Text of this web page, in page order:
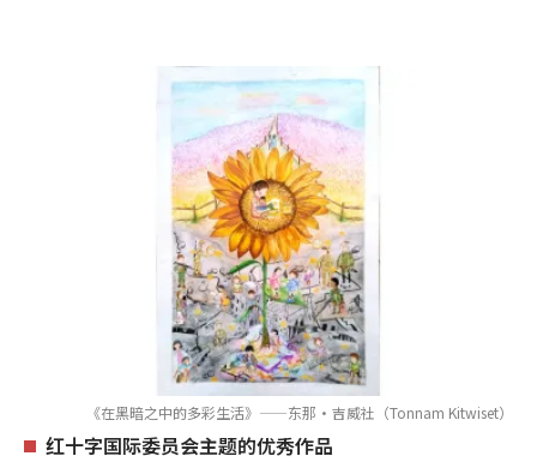
《在黑暗之中的多彩生活》——东那·吉威社（Tonnam Kitwiset）
红十字国际委员会主题的优秀作品